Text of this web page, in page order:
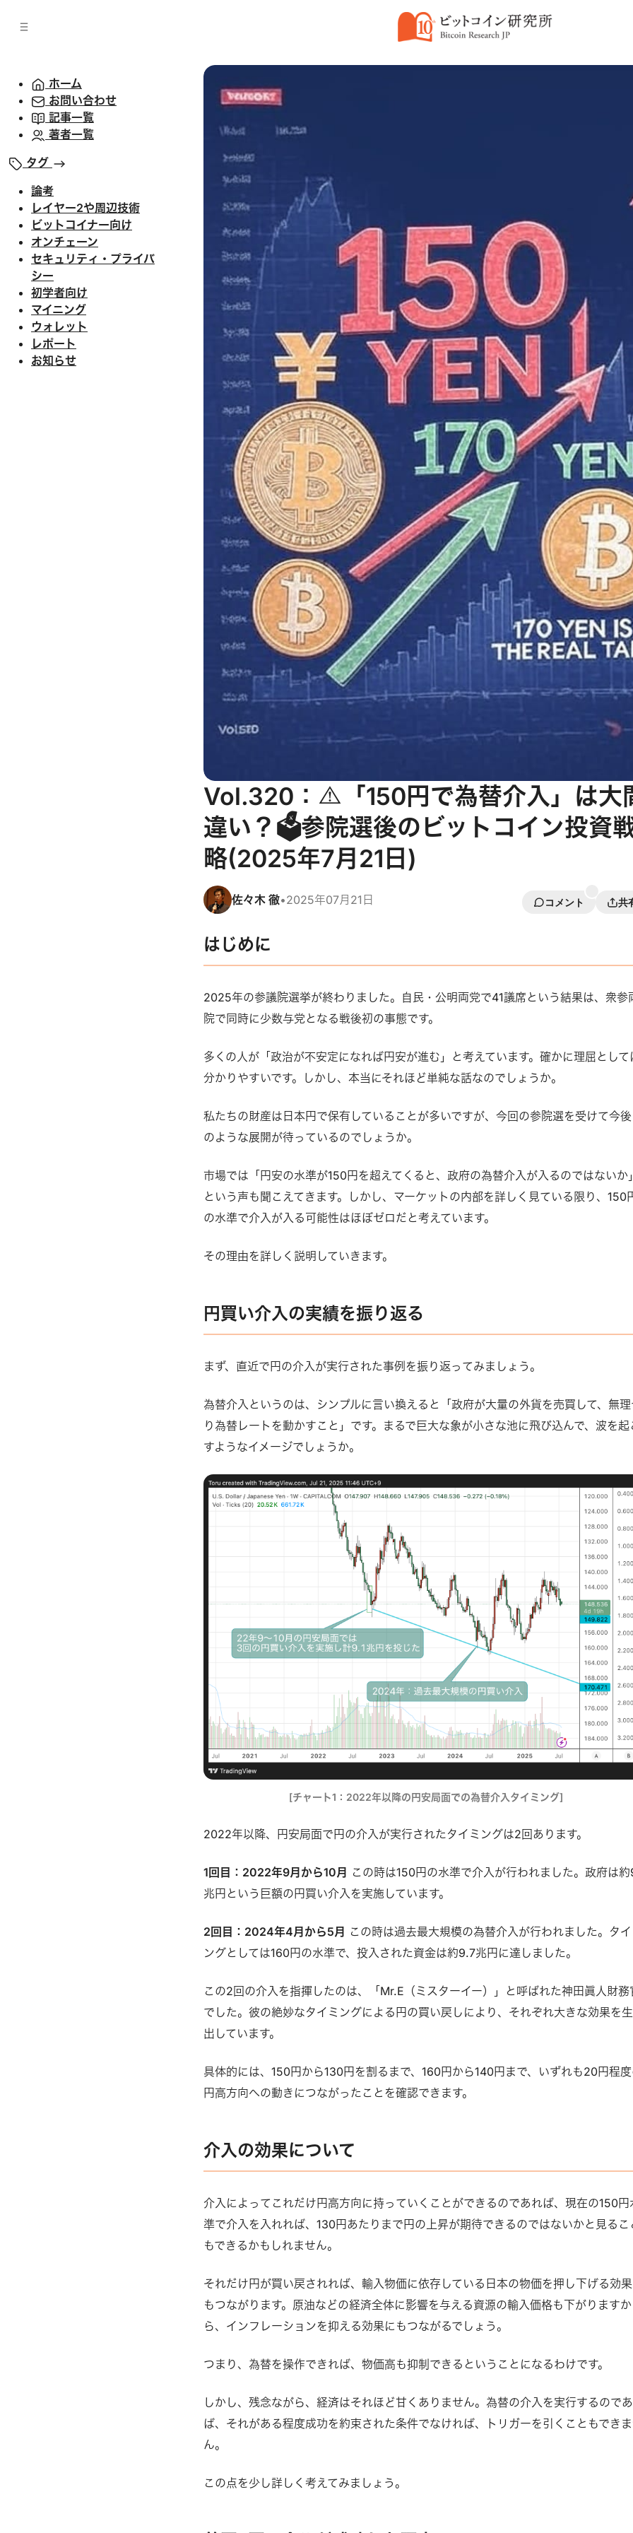
ホーム
お問い合わせ
記事一覧
著者一覧
タグ
論考
レイヤー2や周辺技術
ビットコイナー向け
オンチェーン
セキュリティ・プライバ
シー
初学者向け
マイニング
ウォレット
レポート
お知らせ
Vol.320：⚠️「150円で為替介入」は大
違い？🗳️参院選後のビットコイン投資
略(2025年7月21日)
佐々木 徹•2025年07月21日 コメント 共
はじめに
2025年の参議院選挙が終わりました。自民・公明両党で41議席という結果は、衆参
院で同時に少数与党となる戦後初の事態です。
多くの人が「政治が不安定になれば円安が進む」と考えています。確かに理屈として
分かりやすいです。しかし、本当にそれほど単純な話なのでしょうか。
私たちの財産は日本円で保有していることが多いですが、今回の参院選を受けて今
のような展開が待っているのでしょうか。
市場では「円安の水準が150円を超えてくると、政府の為替介入が入るのではないか
という声も聞こえてきます。しかし、マーケットの内部を詳しく見ている限り、150
の水準で介入が入る可能性はほぼゼロだと考えています。
その理由を詳しく説明していきます。
円買い介入の実績を振り返る
まず、直近で円の介入が実行された事例を振り返ってみましょう。
為替介入というのは、シンプルに言い換えると「政府が大量の外貨を売買して、無
り為替レートを動かすこと」です。まるで巨大な象が小さな池に飛び込んで、波を起
すようなイメージでしょうか。
[チャート1：2022年以降の円安局面での為替介入タイミング]
2022年以降、円安局面で円の介入が実行されたタイミングは2回あります。
1回目：2022年9月から10月 この時は150円の水準で介入が行われました。政府は約
兆円という巨額の円買い介入を実施しています。
2回目：2024年4月から5月 この時は過去最大規模の為替介入が行われました。タ
ングとしては160円の水準で、投入された資金は約9.7兆円に達しました。
この2回の介入を指揮したのは、「Mr.E（ミスターイー）」と呼ばれた神田眞人財務
でした。彼の絶妙なタイミングによる円の買い戻しにより、それぞれ大きな効果を
出しています。
具体的には、150円から130円を割るまで、160円から140円まで、いずれも20円程
円高方向への動きにつながったことを確認できます。
介入の効果について
介入によってこれだけ円高方向に持っていくことができるのであれば、現在の150円
準で介入を入れれば、130円あたりまで円の上昇が期待できるのではないかと見るこ
もできるかもしれません。
それだけ円が買い戻されれば、輸入物価に依存している日本の物価を押し下げる効
もつながります。原油などの経済全体に影響を与える資源の輸入価格も下がりますか
ら、インフレーションを抑える効果にもつながるでしょう。
つまり、為替を操作できれば、物価高も抑制できるということになるわけです。
しかし、残念ながら、経済はそれほど甘くありません。為替の介入を実行するので
ば、それがある程度成功を約束された条件でなければ、トリガーを引くこともでき
ん。
この点を少し詳しく考えてみましょう。